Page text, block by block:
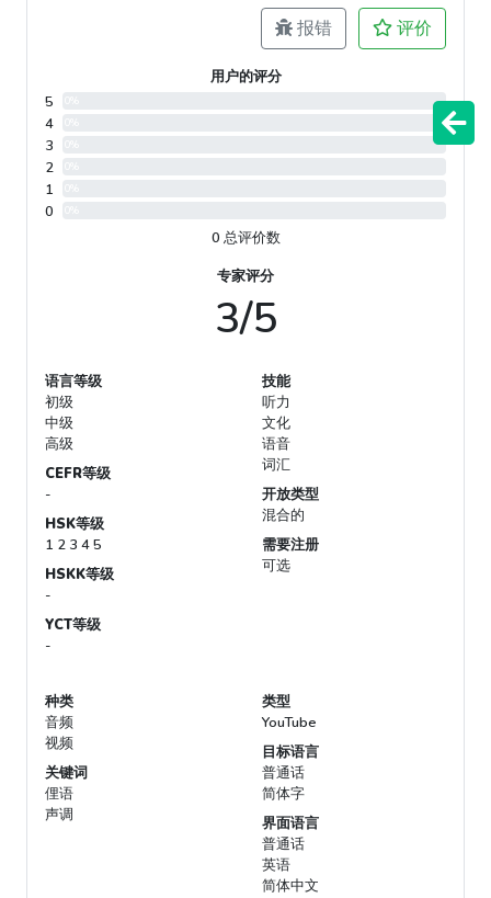
报错 评价
用户的评分
5
4
3
2
1
0
0 总评价数
专家评分
3/5
语言等级
初级
中级
高级
CEFR等级
-
HSK等级
1 2 3 4 5
HSKK等级
-
YCT等级
-
技能
听力
文化
语音
词汇
开放类型
混合的
需要注册
可选
种类
音频
视频
关键词
俚语
声调
类型
YouTube
目标语言
普通话
简体字
界面语言
普通话
英语
简体中文